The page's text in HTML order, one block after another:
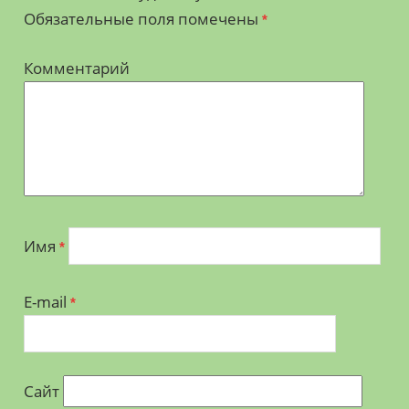
Обязательные поля помечены *
Комментарий
Имя *
E-mail *
Сайт